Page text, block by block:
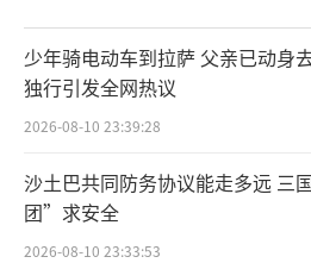
少年骑电动车到拉萨 父亲已动身
独行引发全网热议
2026-08-10 23:39:28
沙土巴共同防务协议能走多远 三
团”求安全
2026-08-10 23:33:53